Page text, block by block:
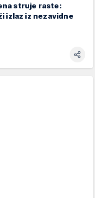
struje raste:
izlaz iz nezavidne